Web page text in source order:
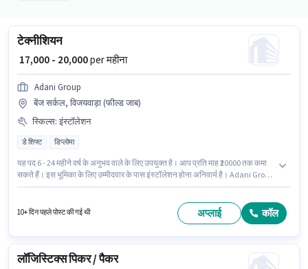
टेक्नीशियन
₹ 17,000 - 20,000per महीना
Adani Group
बेंज सर्कल, विजयवाड़ा (फील्ड जाब)
स्किल्स: इंस्टॉलेशन
डे शिफ्ट डिप्लोमा
यह पद 6 - 24 महीने वर्ष के अनुभव वाले के लिए उपयुक्त है। आप प्रति माह ₹20000 तक कमा
सकते हैं। इस भूमिका के लिए उम्मीदवार के पास इंस्टॉलेशन होना अनिवार्य है। Adani Group
सर्टिफिकेट होना अनिवार्य है।
10+ दिन पहले पोस्ट की गई थी अप्लाई कॉल
लॉजिस्टिक्स पिकर / पैकर